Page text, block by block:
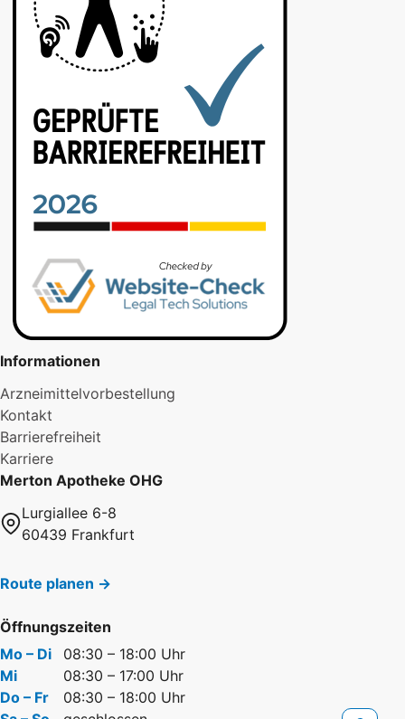
Informationen
Arzneimittelvorbestellung
Kontakt
Barrierefreiheit
Karriere
Merton Apotheke OHG
Lurgiallee 6-8
60439 Frankfurt
Route planen →
Öffnungszeiten
Mo – Di
08:30 – 18:00 Uhr
Mi
08:30 – 17:00 Uhr
Do – Fr
08:30 – 18:00 Uhr